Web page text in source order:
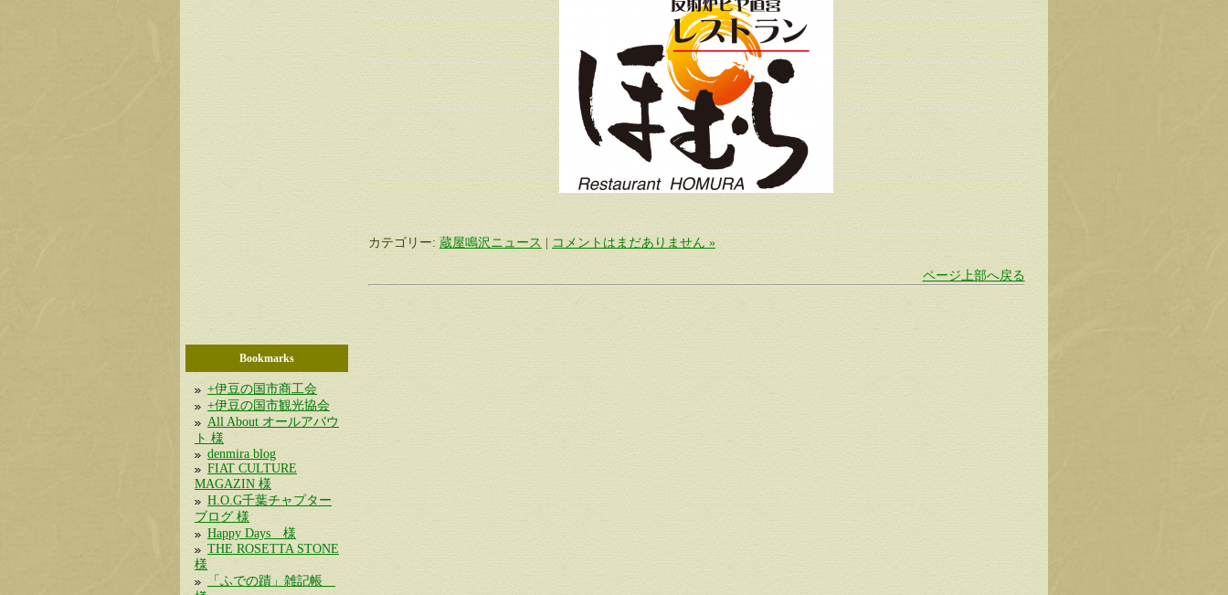
カテゴリー: 蔵屋鳴沢ニュース コメントはまだありません »
ページ上部へ戻る
Bookmarks
+伊豆の国市商工会
+伊豆の国市観光協会
All About オールアバウ
ト 様
denmira blog
FIAT CULTURE
MAGAZIN 様
H.O.G千葉チャプター
ブログ 様
Happy Days 様
THE ROSETTA STONE
様
「ふでの蹟」雑記帳